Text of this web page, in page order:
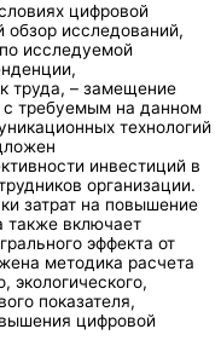
цифровой
обзор исследований,
исследуемой
труда, – замещение
с требуемым на данном
технологий
инвестиций в
организации.
затрат на повышение
также включает
эффекта от
методика расчета
экологического,
показателя,
цифровой